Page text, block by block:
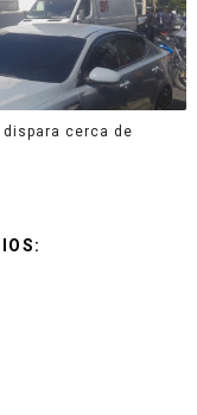
dispara cerca de